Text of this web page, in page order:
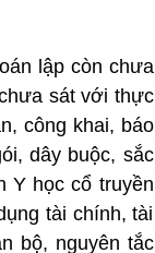
lập còn chưa
sát với thực
công khai, báo
dây buộc, sắc
Y học cổ truyền
tài chính, tài
bộ, nguyên tắc